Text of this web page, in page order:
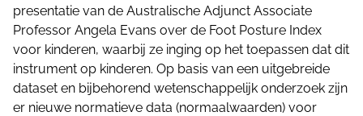
presentatie van de Australische Adjunct Associate
Professor Angela Evans over de Foot Posture Index
voor kinderen, waarbij ze inging op het toepassen dat dit
instrument op kinderen. Op basis van een uitgebreide
dataset en bijbehorend wetenschappelijk onderzoek zijn
er nieuwe normatieve data (normaalwaarden) voor